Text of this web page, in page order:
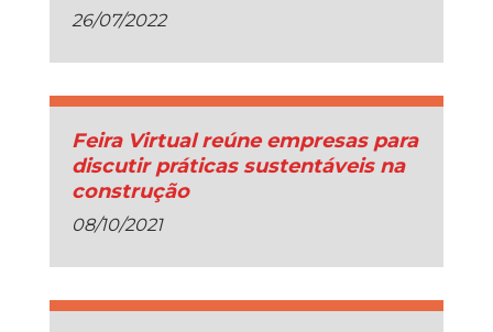
26/07/2022
Feira Virtual reúne empresas para
discutir práticas sustentáveis na
construção
08/10/2021